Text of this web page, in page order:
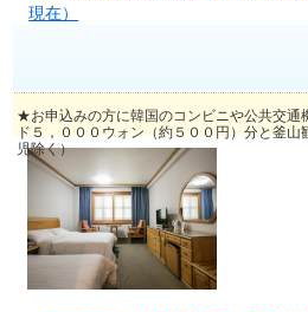
現在）
★お申込みの方に韓国のコンビニや公共交通
ド５，０００ウォン（約５００円）分と釜
児除く）